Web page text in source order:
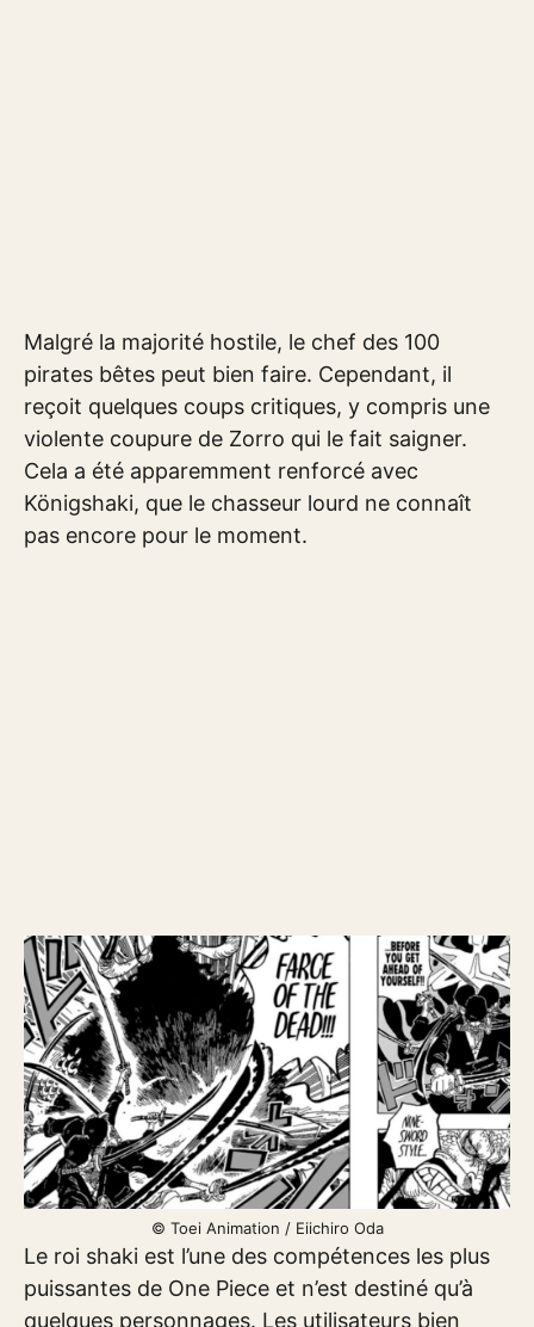
Malgré la majorité hostile, le chef des 100
pirates bêtes peut bien faire. Cependant, il
reçoit quelques coups critiques, y compris une
violente coupure de Zorro qui le fait saigner.
Cela a été apparemment renforcé avec
Königshaki, que le chasseur lourd ne connaît
pas encore pour le moment.
© Toei Animation / Eiichiro Oda
Le roi shaki est l’une des compétences les plus
puissantes de One Piece et n’est destiné qu’à
quelques personnages. Les utilisateurs bien